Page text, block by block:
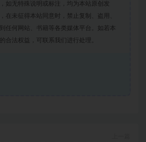
如无特殊说明或标注，均为本站原创发
在未征得本站同意时，禁止复制、盗用、
任何网站、书籍等各类媒体平台。如若本
合法权益，可联系我们进行处理。